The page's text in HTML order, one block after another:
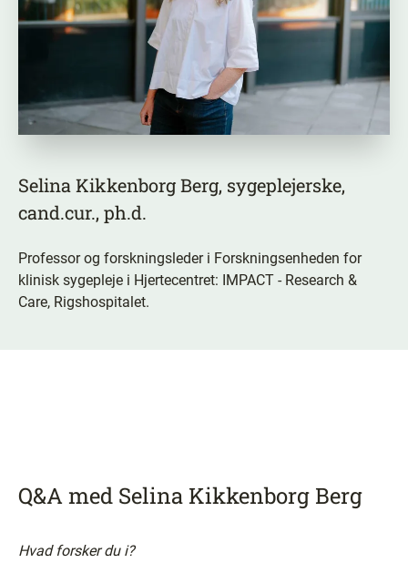
Selina Kikkenborg Berg, sygeplejerske,
cand.cur., ph.d.
Professor og forskningsleder i Forskningsenheden for
klinisk sygepleje i Hjertecentret: IMPACT - Research &
Care, Rigshospitalet.
Q&A med Selina Kikkenborg Berg
Hvad forsker du i?